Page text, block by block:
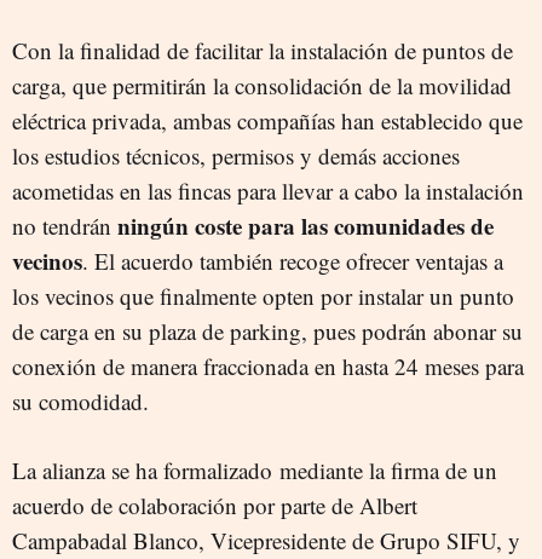
Con la finalidad de facilitar la instalación de puntos de
carga, que permitirán la consolidación de la movilidad
eléctrica privada, ambas compañías han establecido que
los estudios técnicos, permisos y demás acciones
acometidas en las fincas para llevar a cabo la instalación
no tendrán ningún coste para las comunidades de
vecinos. El acuerdo también recoge ofrecer ventajas a
los vecinos que finalmente opten por instalar un punto
de carga en su plaza de parking, pues podrán abonar su
conexión de manera fraccionada en hasta 24 meses para
su comodidad.
La alianza se ha formalizado mediante la firma de un
acuerdo de colaboración por parte de Albert
Campabadal Blanco, Vicepresidente de Grupo SIFU, y